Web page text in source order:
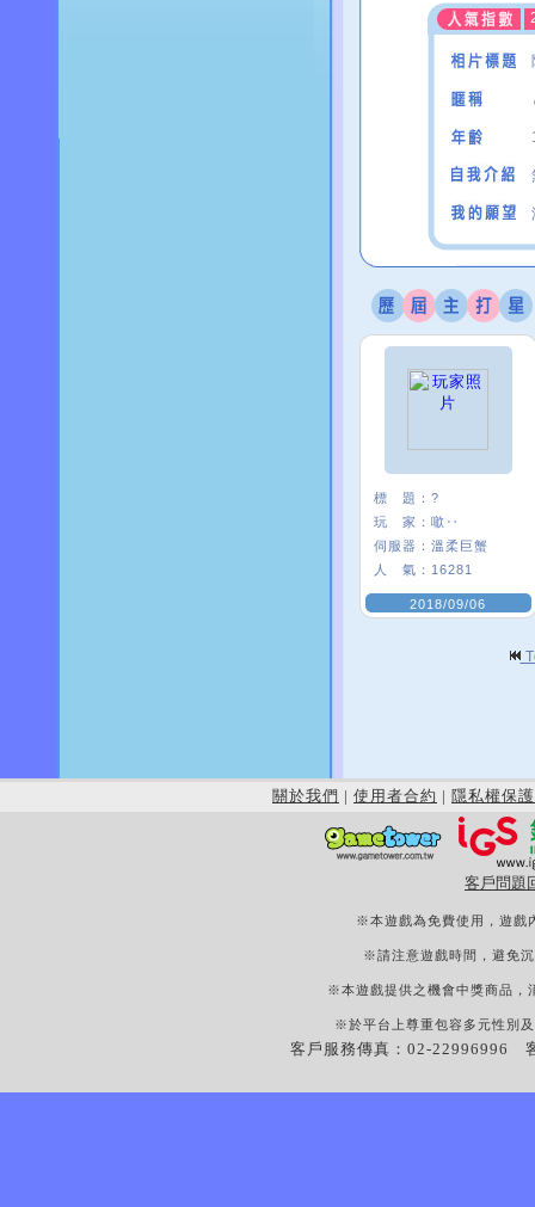
標 題： ?
玩 家： 噷‥
伺服器： 溫柔巨蟹
人 氣： 16281
2018/09/06
關於我們 | 使用者合約 | 隱私權保護
客戶問題
※本遊戲為免費使用，遊戲
※請注意遊戲時間，避免
※本遊戲提供之機會中獎商品，
※於平台上尊重包容多元性別
客戶服務傳真：02-22996996